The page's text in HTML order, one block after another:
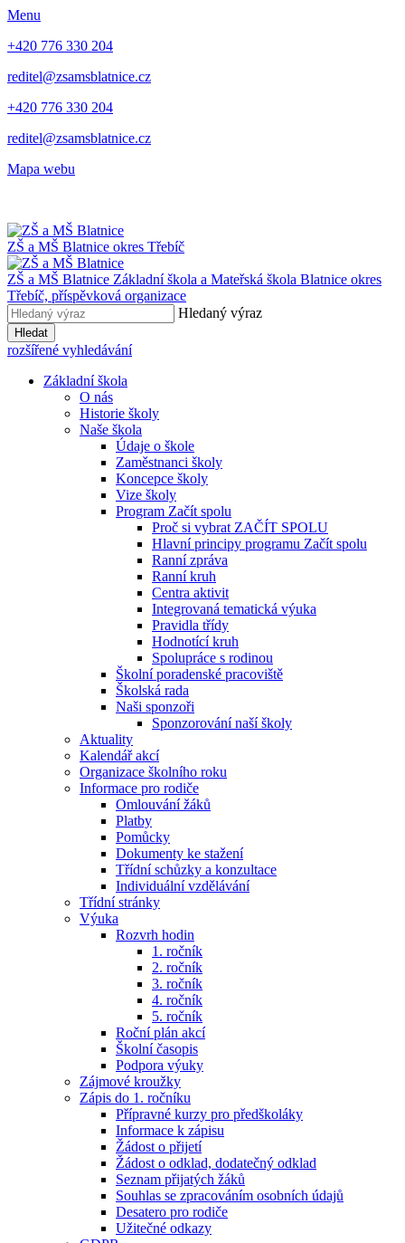
Menu
+420 776 330 204
reditel@zsamsblatnice.cz
+420 776 330 204
reditel@zsamsblatnice.cz
Mapa webu
ZŠ a MŠ Blatnice okres Třebíč
ZŠ a MŠ Blatnice Základní škola a Mateřská škola Blatnice okres
Třebíč, příspěvková organizace
Hledaný výraz
Hledat
rozšířené vyhledávání
Základní škola
O nás
Historie školy
Naše škola
Údaje o škole
Zaměstnanci školy
Koncepce školy
Vize školy
Program Začít spolu
Proč si vybrat ZAČÍT SPOLU
Hlavní principy programu Začít spolu
Ranní zpráva
Ranní kruh
Centra aktivit
Integrovaná tematická výuka
Pravidla třídy
Hodnotící kruh
Spolupráce s rodinou
Školní poradenské pracoviště
Školská rada
Naši sponzoři
Sponzorování naší školy
Aktuality
Kalendář akcí
Organizace školního roku
Informace pro rodiče
Omlouvání žáků
Platby
Pomůcky
Dokumenty ke stažení
Třídní schůzky a konzultace
Individuální vzdělávání
Třídní stránky
Výuka
Rozvrh hodin
1. ročník
2. ročník
3. ročník
4. ročník
5. ročník
Roční plán akcí
Školní časopis
Podpora výuky
Zájmové kroužky
Zápis do 1. ročníku
Přípravné kurzy pro předškoláky
Informace k zápisu
Žádost o přijetí
Žádost o odklad, dodatečný odklad
Seznam přijatých žáků
Souhlas se zpracováním osobních údajů
Desatero pro rodiče
Užitečné odkazy